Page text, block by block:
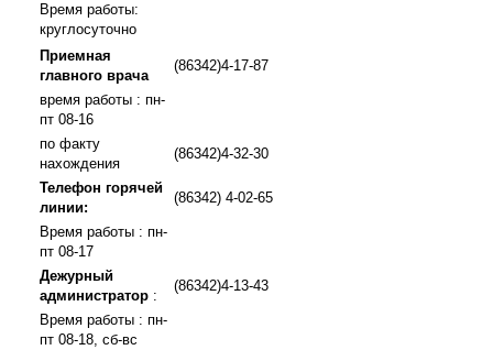
Время работы:
круглосуточно
Приемная
главного врача
(86342)4-17-87
время работы : пн-
пт 08-16
по факту
нахождения
(86342)4-32-30
Телефон горячей
линии:
(86342) 4-02-65
Время работы : пн-
пт 08-17
Дежурный
администратор :
(86342)4-13-43
Время работы : пн-
пт 08-18, сб-вс